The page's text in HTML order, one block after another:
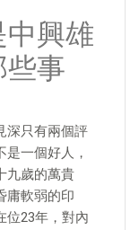
中興雄
事
深只有兩個評
一個好人，
九歲的萬貴
庸軟弱的印
位23年，對內